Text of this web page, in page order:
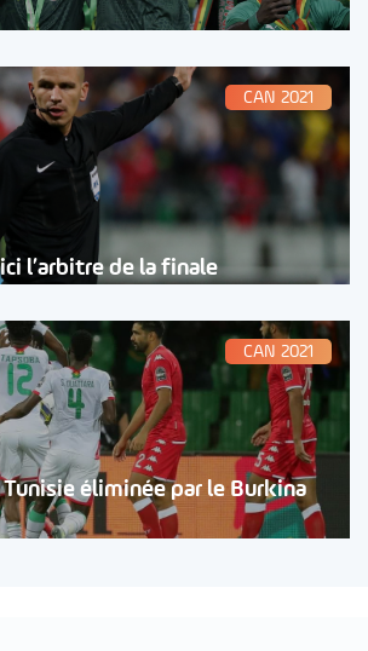
CAN 2021
l’arbitre de la finale
CAN 2021
Tunisie éliminée par le Burkina